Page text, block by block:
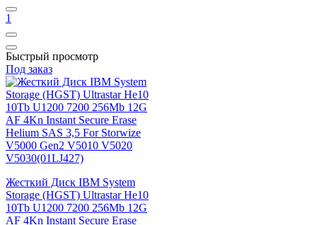
1
Быстрый просмотр
Под заказ
Жесткий Диск IBM System
Storage (HGST) Ultrastar He10
10Tb U1200 7200 256Mb 12G
AF 4Kn Instant Secure Erase